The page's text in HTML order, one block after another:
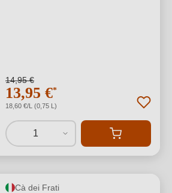
14,95 €
13,95 €*
18,60 €/L (0,75 L)
1
Cà dei Frati